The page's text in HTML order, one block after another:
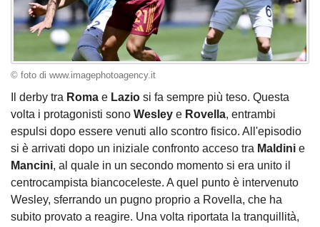
© foto di www.imagephotoagency.it
Il derby tra Roma e Lazio si fa sempre più teso. Questa
volta i protagonisti sono Wesley e Rovella, entrambi
espulsi dopo essere venuti allo scontro fisico. All'episodio
si è arrivati dopo un iniziale confronto acceso tra Maldini e
Mancini, al quale in un secondo momento si era unito il
centrocampista biancoceleste. A quel punto è intervenuto
Wesley, sferrando un pugno proprio a Rovella, che ha
subito provato a reagire. Una volta riportata la tranquillità,